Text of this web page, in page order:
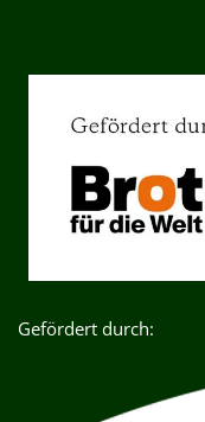
Gefördert durch: